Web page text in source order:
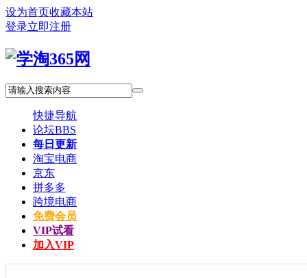
设为首页收藏本站
登录立即注册
快捷导航
论坛BBS
每日更新
淘宝电商
京东
拼多多
跨境电商
免费会员
VIP试看
加入VIP